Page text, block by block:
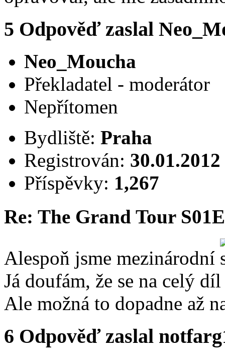
5 Odpověď zaslal
Neo_Moucha
Překladatel - moderátor
Nepřítomen
Bydliště: Praha
Registrován: 30.01.2012
Příspěvky: 1,267
Re: The Grand Tour
Alespoň jsme mezinárodní
Já doufám, že se na celý
Ale možná to dopadne až
6 Odpověď zaslal